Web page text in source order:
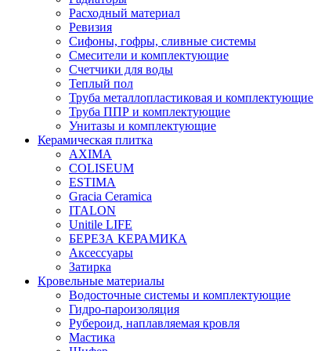
Расходный материал
Ревизия
Сифоны, гофры, сливные системы
Смесители и комплектующие
Счетчики для воды
Теплый пол
Труба металлопластиковая и комплектующие
Труба ППР и комплектующие
Унитазы и комплектующие
Керамическая плитка
AXIMA
COLISEUM
ESTIMA
Gracia Ceramica
ITALON
Unitile LIFE
БЕРЕЗА КЕРАМИКА
Аксессуары
Затирка
Кровельные материалы
Водосточные системы и комплектующие
Гидро-пароизоляция
Рубероид, наплавляемая кровля
Мастика